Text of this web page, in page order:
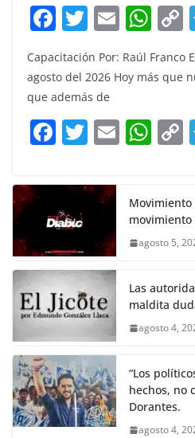
F
a
c
e
b
o
k
T
itt
er
E
m
ai
W
at
A
p
Capacitación Por: Raúl Franco
agosto del 2026 Hoy más que
que además de
F
c
e
b
o
o
k
T
itt
er
E W
s
A
p
y
agosto 5,
Las
maldita
agosto 4,
“Los
hechos, no
Dorantes.
agosto 4,